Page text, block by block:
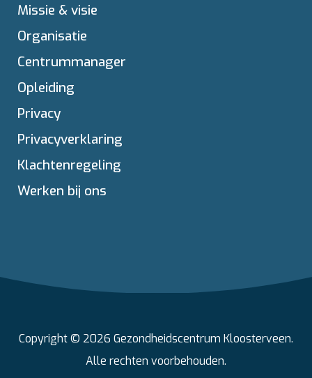
Missie & visie
Organisatie
Centrummanager
Opleiding
Privacy
Privacyverklaring
Klachtenregeling
Werken bij ons
Copyright © 2026 Gezondheidscentrum Kloosterveen.
Alle rechten voorbehouden.